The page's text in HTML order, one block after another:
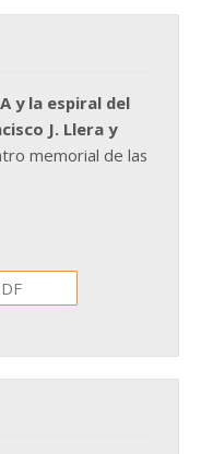
y la espiral del
J. Llera y
memorial de las